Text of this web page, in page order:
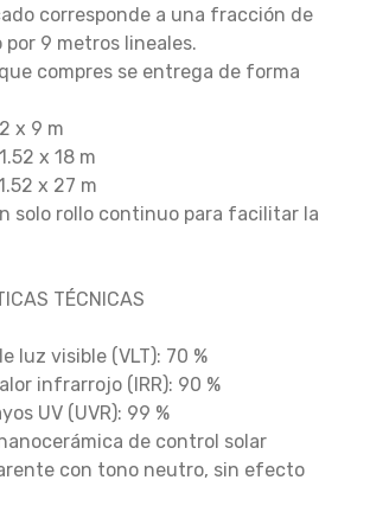
corresponde a una fracción de
por 9 metros lineales.
compres se entrega de forma
x 9 m
x 18 m
x 27 m
solo rollo continuo para facilitar la
TÉCNICAS
luz visible (VLT): 70 %
infrarrojo (IRR): 90 %
UV (UVR): 99 %
de control solar
con tono neutro, sin efecto